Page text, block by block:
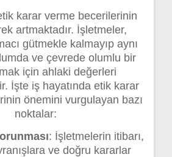
karar verme becerilerinin
artmaktadır. İşletmeler,
gütmekle kalmayıp aynı
ve çevrede olumlu bir
için ahlaki değerleri
İşte iş hayatında etik karar
önemini vurgulayan bazı
noktalar:
: İşletmelerin itibarı,
ve doğru kararlar